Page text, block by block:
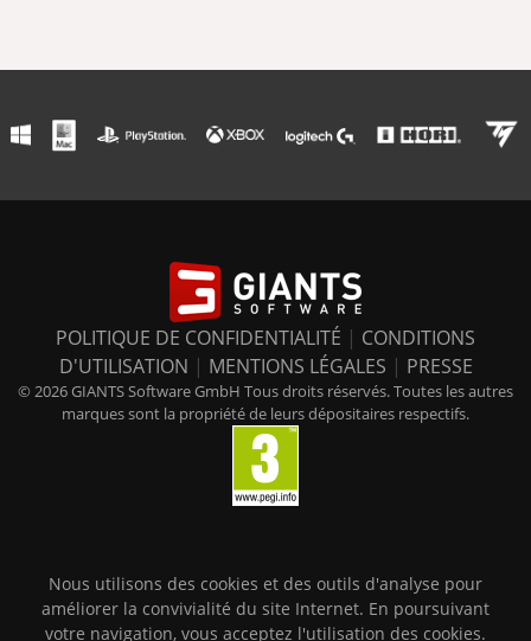
POLITIQUE DE CONFIDENTIALITÉ | CONDITIONS
D'UTILISATION | MENTIONS LÉGALES | PRESSE
© 2026 GIANTS Software GmbH Tous droits réservés. Toutes les autres
marques sont la propriété de leurs dépositaires respectifs.
Nous utilisons des cookies et des outils d'analyse pour
améliorer la convivialité du site Internet. En poursuivant
votre navigation, vous acceptez l'utilisation des cookies.